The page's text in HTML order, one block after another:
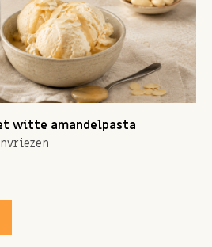
witte amandelpasta